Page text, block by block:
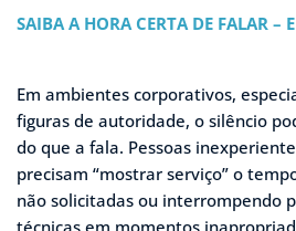
SAIBA A HORA CERTA DE FALAR –
Em ambientes corporativos,
figuras de autoridade, o silêncio
do que a fala. Pessoas
precisam “mostrar serviço” o
não solicitadas ou interrompendo
técnicas em momentos